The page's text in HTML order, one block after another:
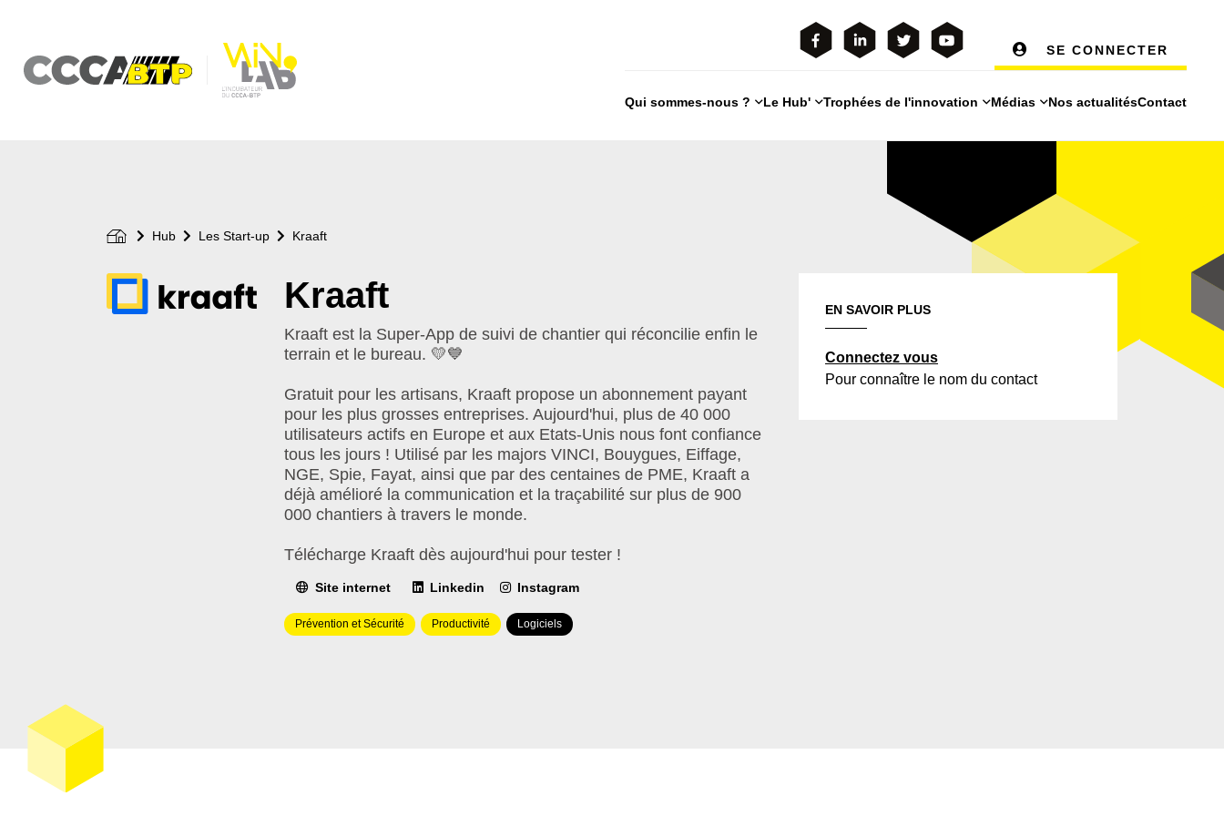
contenu
principal
SE CONNECTER
Qui sommes-nous ? Le Hub' Trophées de l'innovation Médias Nos actualitésContact
Hub Les Start-up Kraaft
Logo
de
Kraaft
Kraaft est la Super-App de suivi de chantier qui réconcilie enfin le
terrain et le bureau. 💛💙
Gratuit pour les artisans, Kraaft propose un abonnement payant
pour les plus grosses entreprises. Aujourd'hui, plus de 40 000
utilisateurs actifs en Europe et aux Etats-Unis nous font confiance
tous les jours ! Utilisé par les majors VINCI, Bouygues, Eiffage,
NGE, Spie, Fayat, ainsi que par des centaines de PME, Kraaft a
déjà amélioré la communication et la traçabilité sur plus de 900
000 chantiers à travers le monde.
Télécharge Kraaft dès aujourd'hui pour tester !
Site internet Linkedin Instagram
Domaine(s)
Prévention et Sécurité Productivité
Type(s)
Logiciels
EN SAVOIR PLUS
Connectez vous
Pour connaître le nom du contact